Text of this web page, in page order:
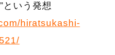
という発想
hiratsukashi-